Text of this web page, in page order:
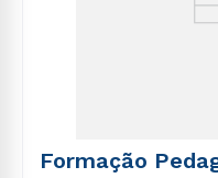
Formação